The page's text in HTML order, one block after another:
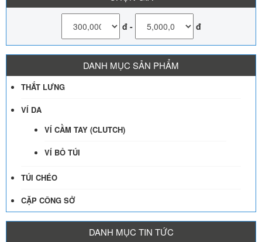
đ - đ
DANH MỤC SẢN PHẨM
THẮT LƯNG
VÍ DA
VÍ CẦM TAY (CLUTCH)
VÍ BỎ TÚI
TÚI CHÉO
CẶP CÔNG SỞ
DANH MỤC TIN TỨC